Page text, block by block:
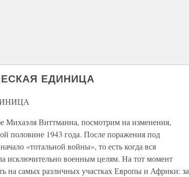
ЕДИНИЦА
Михаэля Виттманна, посмотрим на изменения,
половине 1943 года. После поражения под
«тотальной войны», то есть когда вся
исключительно военным целям. На тот момент
на самых различных участках Европы и Африки: за